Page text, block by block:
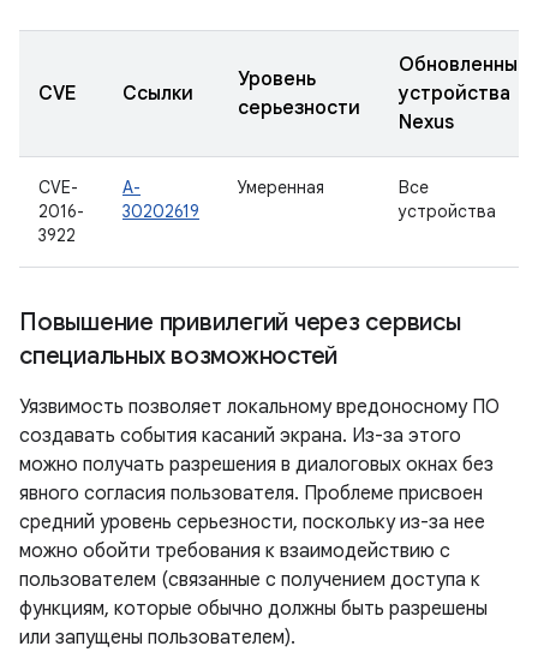
CVE Ссылки
Уровень
серьезности
Обновленные
устройства
Nexus
CVE-
2016-
3922
A-
30202619
Умеренная
Все
устройства
Повышение привилегий через сервисы
специальных возможностей
Уязвимость позволяет локальному вредоносному ПО
создавать события касаний экрана. Из-за этого
можно получать разрешения в диалоговых окнах без
явного согласия пользователя. Проблеме присвоен
средний уровень серьезности, поскольку из-за нее
можно обойти требования к взаимодействию с
пользователем (связанные с получением доступа к
функциям, которые обычно должны быть разрешены
или запущены пользователем).